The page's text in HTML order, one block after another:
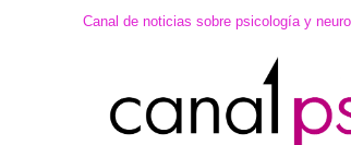
Canal de noticias sobre psicología y